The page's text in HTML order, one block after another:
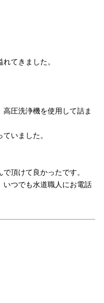
てきました。
圧洗浄機を使用して詰ま
いました。
頂けて良かったです。
いつでも水道職人にお電話